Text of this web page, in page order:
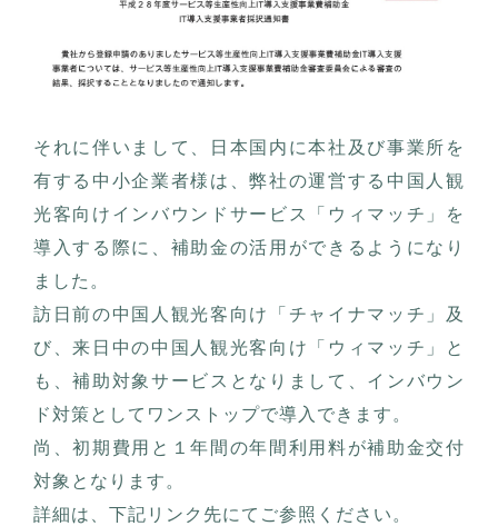
それに伴いまして、日本国内に本社及び事業所を
有する中小企業者様は、弊社の運営する中国人観
光客向けインバウンドサービス「ウィマッチ」を
導入する際に、補助金の活用ができるようになり
ました。
訪日前の中国人観光客向け「チャイナマッチ」及
び、来日中の中国人観光客向け「ウィマッチ」と
も、補助対象サービスとなりまして、インバウン
ド対策としてワンストップで導入できます。
尚、初期費用と１年間の年間利用料が補助金交付
対象となります。
詳細は、下記リンク先にてご参照ください。